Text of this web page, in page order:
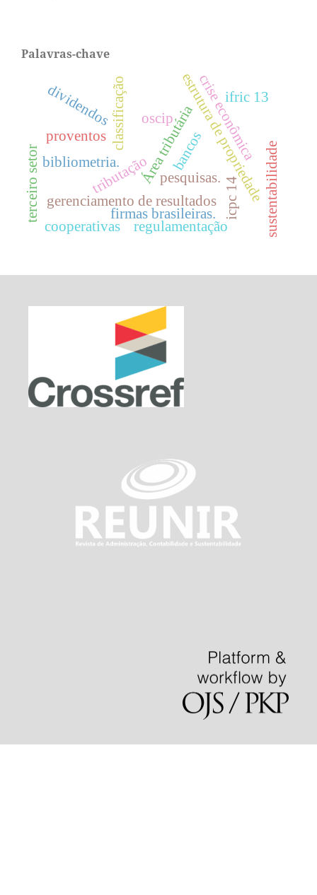
Palavras-chave
classificaçãoÁrea tributária
tributação
gerenciamento de resultadosestrutura de propriedade
firmas brasileiras.
bibliometria. bancoscrise econômica
regulamentação
pesquisas.
terceiro setor
oscip
sustentabilidade
ifric 13
icpc 14
cooperativas
dividendos
proventos